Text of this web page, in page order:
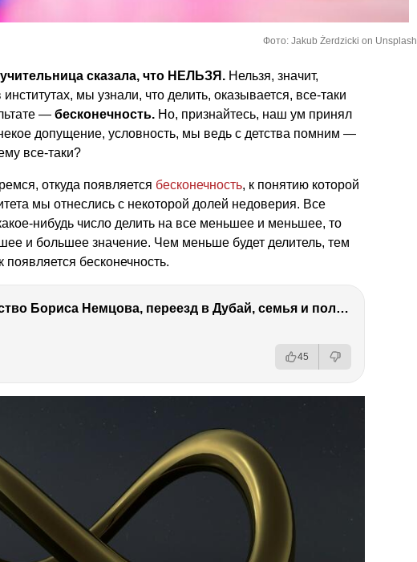
Фото: Jakub Żerdzicki on Unsplash
сказала, что НЕЛЬЗЯ. Нельзя, значит,
мы узнали, что делить, оказывается, все-таки
— бесконечность. Но, признайтесь, наш ум принял
допущение, условность, мы ведь с детства помним —
все-таки?
откуда появляется бесконечность, к понятию которой
мы отнеслись с некоторой долей недоверия. Все
нибудь число делить на все меньшее и меньшее, то
и большее значение. Чем меньше будет делитель, тем
появляется бесконечность.
Антон Немцов — убийство Бориса Немцова, переезд в Дубай, семья и политика
45